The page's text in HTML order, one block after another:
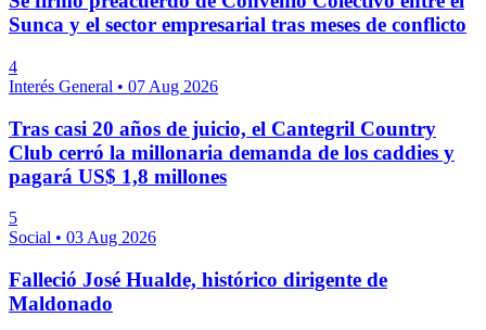
Sunca y el sector empresarial tras meses de conflicto
4
Interés General • 07 Aug 2026
Tras casi 20 años de juicio, el Cantegril Country
Club cerró la millonaria demanda de los caddies y
pagará US$ 1,8 millones
5
Social • 03 Aug 2026
Falleció José Hualde, histórico dirigente de
Maldonado